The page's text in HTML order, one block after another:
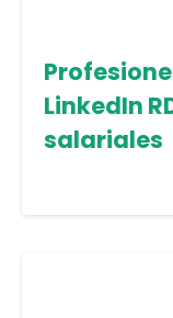
LinkedIn
salariales